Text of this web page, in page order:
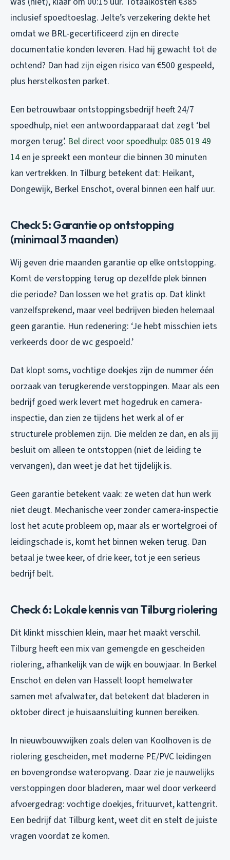
inclusief spoedtoeslag. Jelte’s verzekering dekte het
omdat we BRL-gecertificeerd zijn en directe
documentatie konden leveren. Had hij gewacht tot de
ochtend? Dan had zijn eigen risico van €500 gespeeld,
plus herstelkosten parket.
Een betrouwbaar ontstoppingsbedrijf heeft 24/7
spoedhulp, niet een antwoordapparaat dat zegt ‘bel
morgen terug’. Bel direct voor spoedhulp: 085 019 49
14 en je spreekt een monteur die binnen 30 minuten
kan vertrekken. In Tilburg betekent dat: Heikant,
Dongewijk, Berkel Enschot, overal binnen een half uur.
Check 5: Garantie op ontstopping
(minimaal 3 maanden)
Wij geven drie maanden garantie op elke ontstopping.
Komt de verstopping terug op dezelfde plek binnen
die periode? Dan lossen we het gratis op. Dat klinkt
vanzelfsprekend, maar veel bedrijven bieden helemaal
geen garantie. Hun redenering: ‘Je hebt misschien iets
verkeerds door de wc gespoeld.’
Dat klopt soms, vochtige doekjes zijn de nummer één
oorzaak van terugkerende verstoppingen. Maar als een
bedrijf goed werk levert met hogedruk en camera-
inspectie, dan zien ze tijdens het werk al of er
structurele problemen zijn. Die melden ze dan, en als jij
besluit om alleen te ontstoppen (niet de leiding te
vervangen), dan weet je dat het tijdelijk is.
Geen garantie betekent vaak: ze weten dat hun werk
niet deugt. Mechanische veer zonder camera-inspectie
lost het acute probleem op, maar als er wortelgroei of
leidingschade is, komt het binnen weken terug. Dan
betaal je twee keer, of drie keer, tot je een serieus
bedrijf belt.
Check 6: Lokale kennis van Tilburg riolering
Dit klinkt misschien klein, maar het maakt verschil.
Tilburg heeft een mix van gemengde en gescheiden
riolering, afhankelijk van de wijk en bouwjaar. In Berkel
Enschot en delen van Hasselt loopt hemelwater
samen met afvalwater, dat betekent dat bladeren in
oktober direct je huisaansluiting kunnen bereiken.
In nieuwbouwwijken zoals delen van Koolhoven is de
riolering gescheiden, met moderne PE/PVC leidingen
en bovengrondse wateropvang. Daar zie je nauwelijks
verstoppingen door bladeren, maar wel door verkeerd
afvoergedrag: vochtige doekjes, frituurvet, kattengrit.
Een bedrijf dat Tilburg kent, weet dit en stelt de juiste
vragen voordat ze komen.